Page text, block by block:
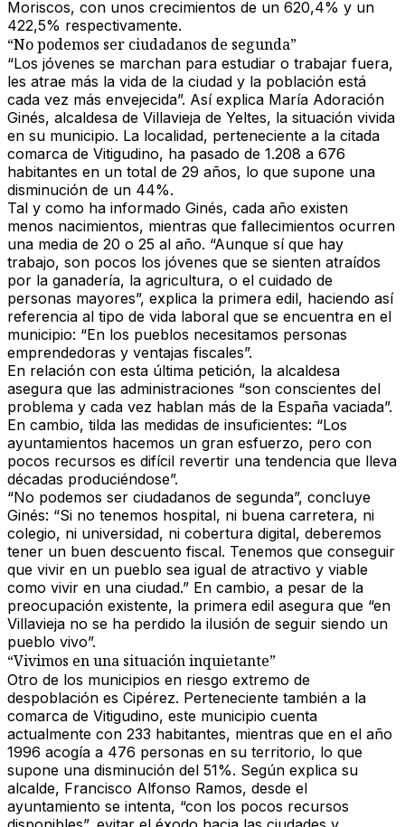
Moriscos, con unos crecimientos de un 620,4% y un
422,5% respectivamente.
“No podemos ser ciudadanos de segunda”
“Los jóvenes se marchan para estudiar o trabajar fuera,
les atrae más la vida de la ciudad y la población está
cada vez más envejecida”. Así explica María Adoración
Ginés, alcaldesa de Villavieja de Yeltes, la situación vivida
en su municipio. La localidad, perteneciente a la citada
comarca de Vitigudino, ha pasado de 1.208 a 676
habitantes en un total de 29 años, lo que supone una
disminución de un 44%.
Tal y como ha informado Ginés, cada año existen
menos nacimientos, mientras que fallecimientos ocurren
una media de 20 o 25 al año. “Aunque sí que hay
trabajo, son pocos los jóvenes que se sienten atraídos
por la ganadería, la agricultura, o el cuidado de
personas mayores”, explica la primera edil, haciendo así
referencia al tipo de vida laboral que se encuentra en el
municipio: “En los pueblos necesitamos personas
emprendedoras y ventajas fiscales”.
En relación con esta última petición, la alcaldesa
asegura que las administraciones “son conscientes del
problema y cada vez hablan más de la España vaciada”.
En cambio, tilda las medidas de insuficientes: “Los
ayuntamientos hacemos un gran esfuerzo, pero con
pocos recursos es difícil revertir una tendencia que lleva
décadas produciéndose”.
“No podemos ser ciudadanos de segunda”, concluye
Ginés: “Si no tenemos hospital, ni buena carretera, ni
colegio, ni universidad, ni cobertura digital, deberemos
tener un buen descuento fiscal. Tenemos que conseguir
que vivir en un pueblo sea igual de atractivo y viable
como vivir en una ciudad.” En cambio, a pesar de la
preocupación existente, la primera edil asegura que “en
Villavieja no se ha perdido la ilusión de seguir siendo un
pueblo vivo”.
“Vivimos en una situación inquietante”
Otro de los municipios en riesgo extremo de
despoblación es Cipérez. Perteneciente también a la
comarca de Vitigudino, este municipio cuenta
actualmente con 233 habitantes, mientras que en el año
1996 acogía a 476 personas en su territorio, lo que
supone una disminución del 51%. Según explica su
alcalde, Francisco Alfonso Ramos, desde el
ayuntamiento se intenta, “con los pocos recursos